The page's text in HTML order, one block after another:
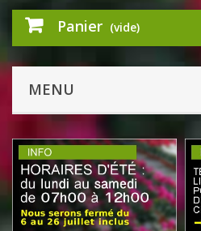
Panier (vide)
MENU